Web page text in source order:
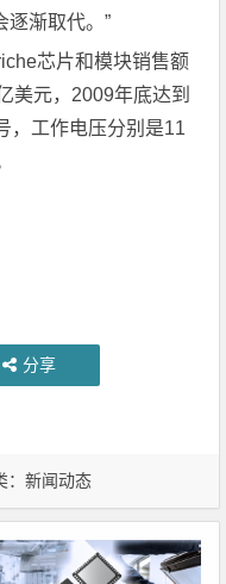
逐渐取代。”
芯片和模块销售额
美元，2009年底达到
，工作电压分别是11
分享
：新闻动态